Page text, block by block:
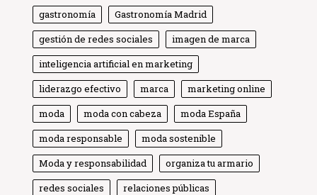
gastronomía
Gastronomía Madrid
gestión de redes sociales
imagen de marca
inteligencia artificial en marketing
liderazgo efectivo
marca
marketing online
moda
moda con cabeza
moda España
moda responsable
moda sostenible
Moda y responsabilidad
organiza tu armario
redes sociales
relaciones públicas
Globe Comunicación
Solemos responder enseguida